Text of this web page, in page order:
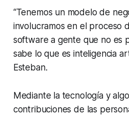
“Tenemos un modelo de
involucramos en el proceso
software a gente que no es
sabe lo que es inteligencia
Esteban.
Mediante la tecnología y
contribuciones de las